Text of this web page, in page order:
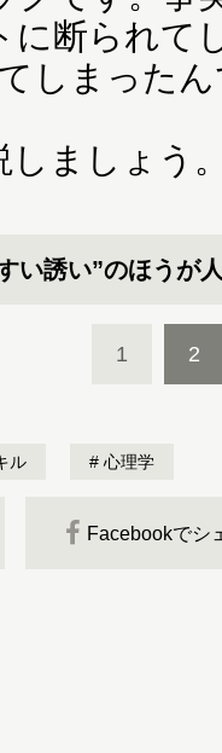
に断られて
しまった
ましょう
い誘い”のほうが
1 2
ル 心理学
Facebookでシ